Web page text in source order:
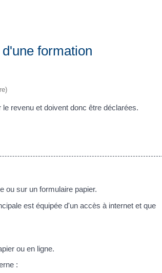
formation
revenu et doivent donc être déclarées.
ou sur un formulaire papier.
est équipée d'un accès à internet et que
ou en ligne.
: